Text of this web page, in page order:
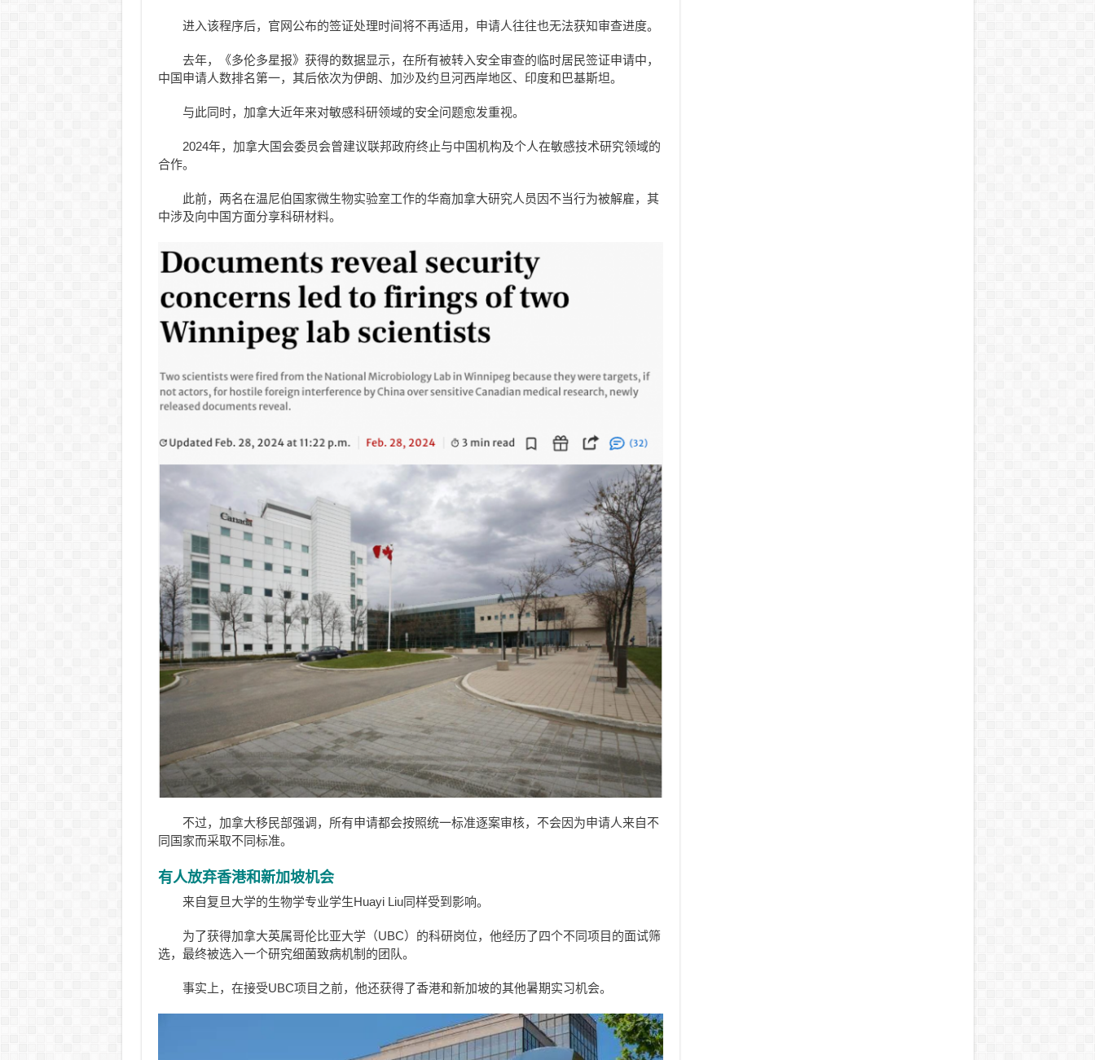
进入该程序后，官网公布的签证处理时间将不再适用，申请人往往也无法获知审查进度。
去年，《多伦多星报》获得的数据显示，在所有被转入安全审查的临时居民签证申请中，
中国申请人数排名第一，其后依次为伊朗、加沙及约旦河西岸地区、印度和巴基斯坦。
与此同时，加拿大近年来对敏感科研领域的安全问题愈发重视。
2024年，加拿大国会委员会曾建议联邦政府终止与中国机构及个人在敏感技术研究领域的
合作。
此前，两名在温尼伯国家微生物实验室工作的华裔加拿大研究人员因不当行为被解雇，其
中涉及向中国方面分享科研材料。
不过，加拿大移民部强调，所有申请都会按照统一标准逐案审核，不会因为申请人来自不
同国家而采取不同标准。
有人放弃香港和新加坡机会
来自复旦大学的生物学专业学生Huayi Liu同样受到影响。
为了获得加拿大英属哥伦比亚大学（UBC）的科研岗位，他经历了四个不同项目的面试筛
选，最终被选入一个研究细菌致病机制的团队。
事实上，在接受UBC项目之前，他还获得了香港和新加坡的其他暑期实习机会。